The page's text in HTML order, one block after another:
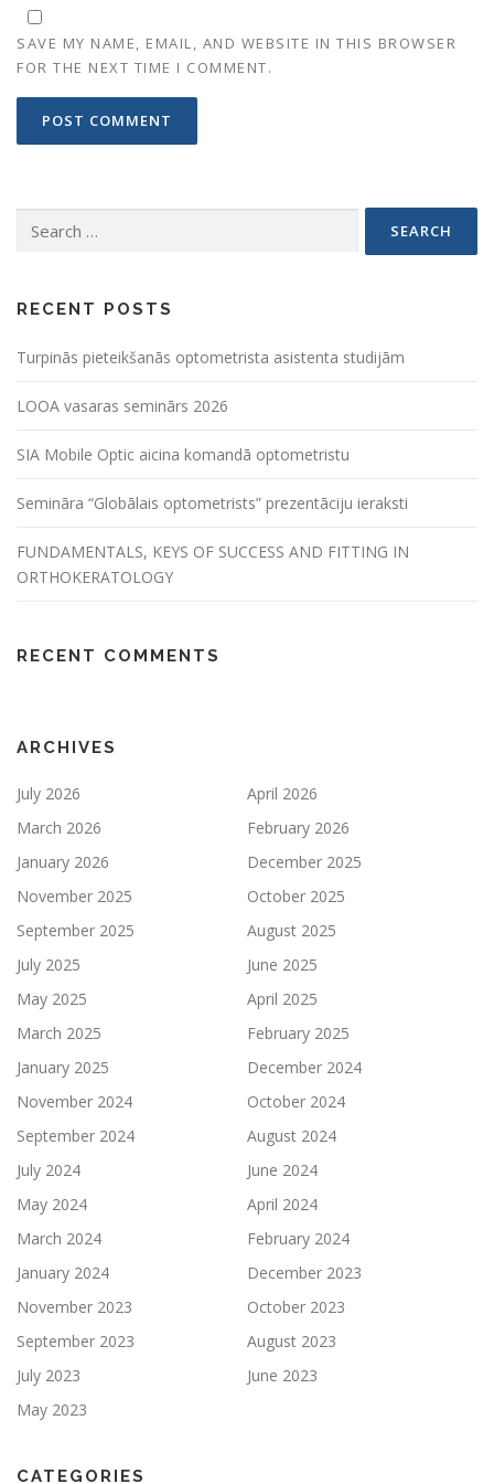
SAVE MY NAME, EMAIL, AND WEBSITE IN THIS BROWSER
FOR THE NEXT TIME I COMMENT.
for:
RECENT POSTS
Turpinās pieteikšanās optometrista asistenta studijām
LOOA vasaras seminārs 2026
SIA Mobile Optic aicina komandā optometristu
Semināra “Globālais optometrists” prezentāciju ieraksti
FUNDAMENTALS, KEYS OF SUCCESS AND FITTING IN
ORTHOKERATOLOGY
RECENT COMMENTS
ARCHIVES
July 2026
April 2026
March 2026
February 2026
January 2026
December 2025
November 2025
October 2025
September 2025
August 2025
July 2025
June 2025
May 2025
April 2025
March 2025
February 2025
January 2025
December 2024
November 2024
October 2024
September 2024
August 2024
July 2024
June 2024
May 2024
April 2024
March 2024
February 2024
January 2024
December 2023
November 2023
October 2023
September 2023
August 2023
July 2023
June 2023
May 2023
CATEGORIES